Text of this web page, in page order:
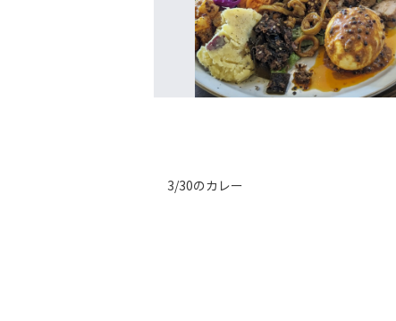
3/30のカレー